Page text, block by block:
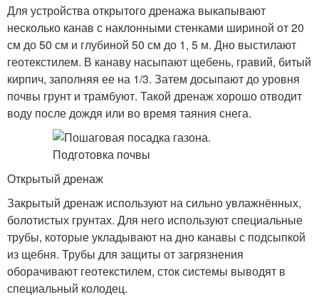
Для устройства открытого дренажа выкапывают
несколько канав с наклонными стенками шириной от 20
см до 50 см и глубиной 50 см до 1, 5 м. Дно выстилают
геотекстилем. В канаву насыпают щебень, гравий, битый
кирпич, заполняя ее на 1/3. Затем досыпают до уровня
почвы грунт и трамбуют. Такой дренаж хорошо отводит
воду после дождя или во время таяния снега.
Открытый дренаж
Закрытый дренаж используют на сильно увлажнённых,
болотистых грунтах. Для него используют специальные
трубы, которые укладывают на дно канавы с подсыпкой
из щебня. Трубы для защиты от загрязнения
оборачивают геотекстилем, сток системы выводят в
специальный колодец.